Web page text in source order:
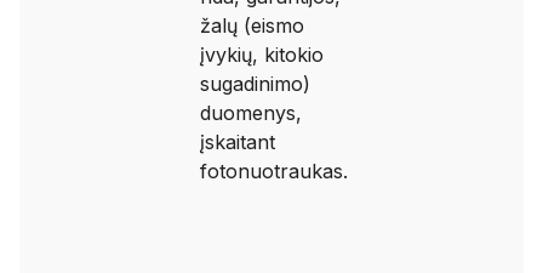
žalų (eismo
įvykių, kitokio
sugadinimo)
duomenys,
įskaitant
fotonuotraukas.